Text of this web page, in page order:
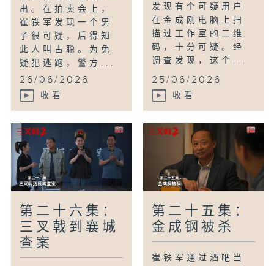
出。在拍卖会上，
崔铁军发现一个男
子很可疑，后得知
此人叫古聪。为免
疑犯逃跑，警方...
26/06/2026
收看
发现有个可疑用户
在金成刚电脑上扫
描过工作室的二维
码，十分可疑。经
调查发现，这个...
25/06/2026
收看
第二十六集：
三叉戟到襄城
查案
第二十五集：
金成钢被杀
崔铁军通过酒吧当